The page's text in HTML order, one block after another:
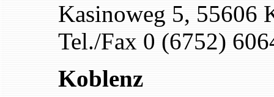
Kasinoweg 5, 55606
Tel./Fax 0 (6752)
Koblenz